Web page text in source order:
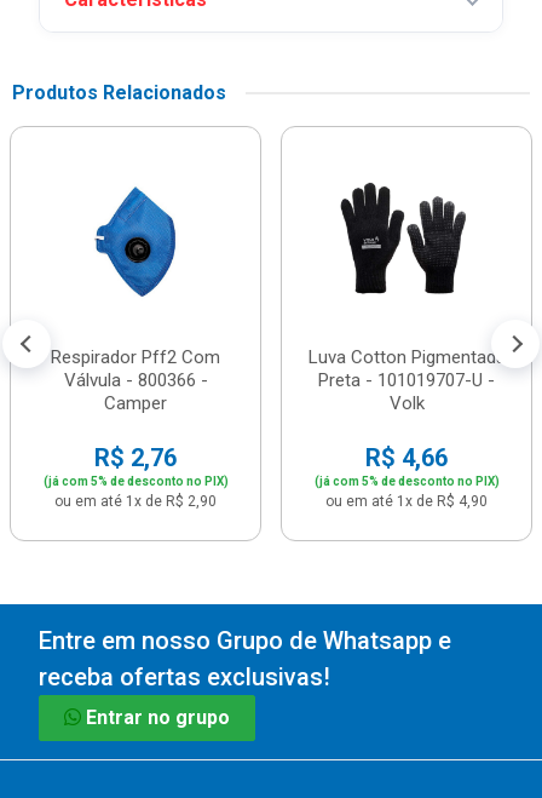
Produtos Relacionados
Respirador Pff2 Com
Válvula - 800366 -
Camper
R$ 2,76
(já com 5% de desconto no PIX)
ou em até 1x de R$ 2,90
Luva Cotton Pigmentada
Preta - 101019707-U -
Volk
R$ 4,66
(já com 5% de desconto no PIX)
ou em até 1x de R$ 4,90
Entre em nosso Grupo de Whatsapp e
receba ofertas exclusivas!
Entrar no grupo